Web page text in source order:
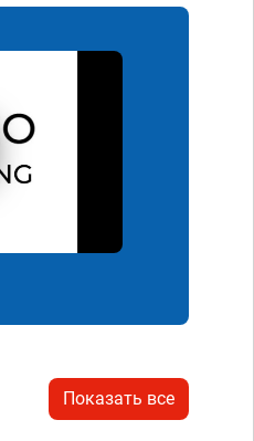
Показать все